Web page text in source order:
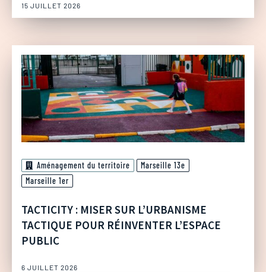
15 JUILLET 2026
Aménagement du territoire
Marseille 13e
Marseille 1er
TACTICITY : MISER SUR L’URBANISME
TACTIQUE POUR RÉINVENTER L’ESPACE
PUBLIC
6 JUILLET 2026